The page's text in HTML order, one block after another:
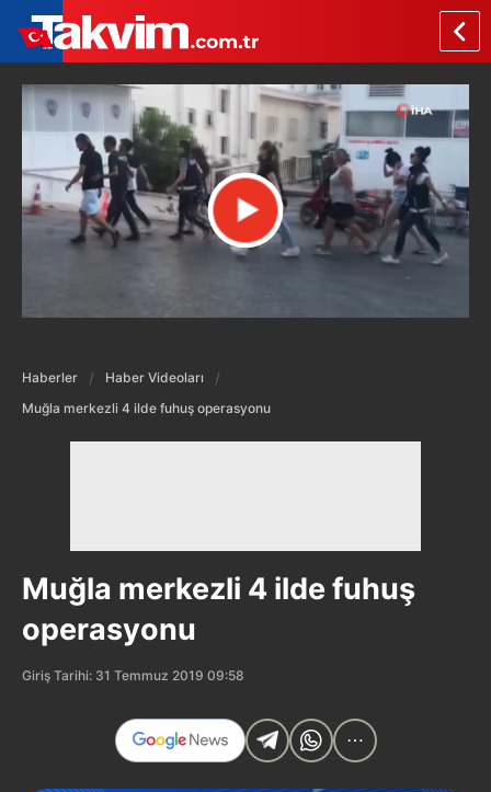
Haberler
Haber Videoları
Muğla merkezli 4 ilde fuhuş operasyonu
Muğla merkezli 4 ilde fuhuş
operasyonu
Giriş Tarihi: 31 Temmuz 2019 09:58